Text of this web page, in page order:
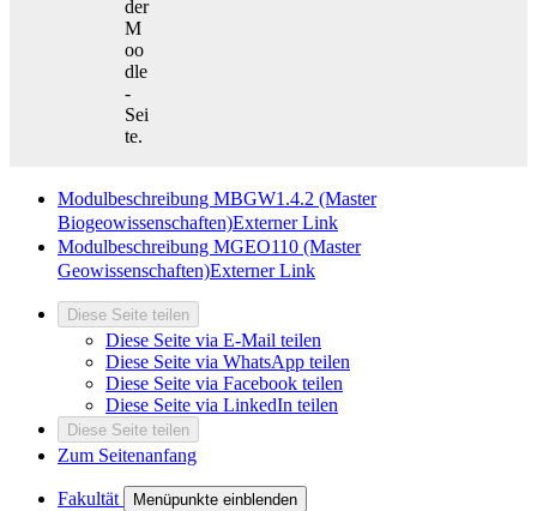
der
M
oo
dle
-
Sei
te.
Modulbeschreibung MBGW1.4.2 (Master
Biogeowissenschaften)Externer Link
Modulbeschreibung MGEO110 (Master
Geowissenschaften)Externer Link
Diese Seite teilen
Diese Seite via E-Mail teilen
Diese Seite via WhatsApp teilen
Diese Seite via Facebook teilen
Diese Seite via LinkedIn teilen
Diese Seite teilen
Zum Seitenanfang
Fakultät Menüpunkte einblenden